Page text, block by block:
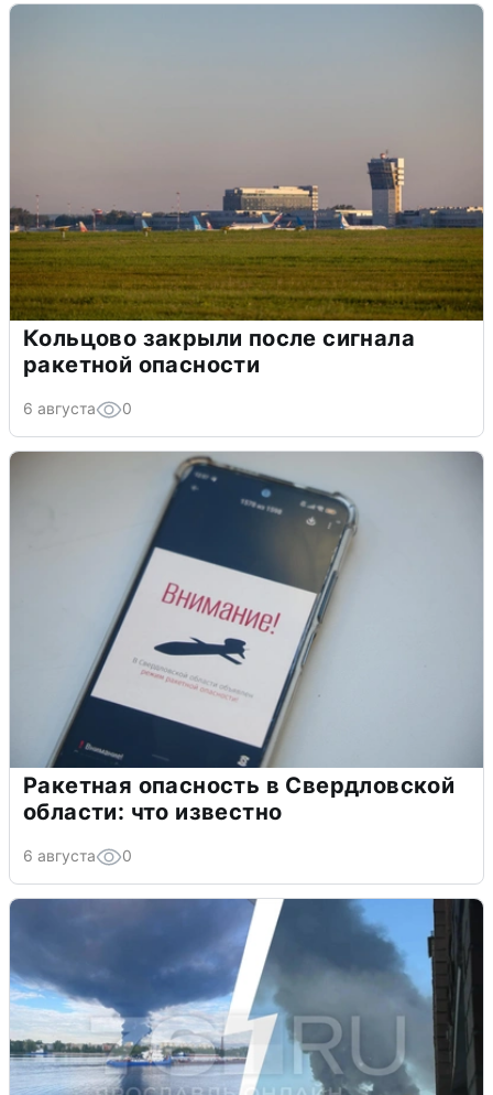
Кольцово закрыли после сигнала
ракетной опасности
6 августа 0
Ракетная опасность в Свердловской
области: что известно
6 августа 0